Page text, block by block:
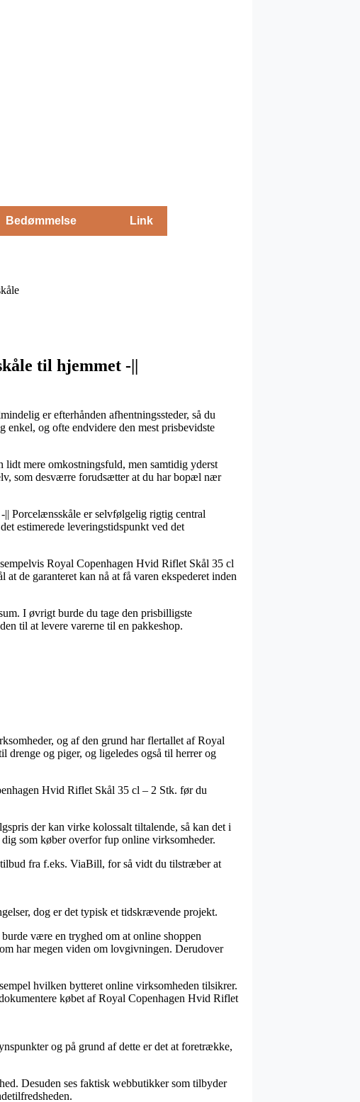
Bedømmelse Link
til hjemmet -||
er efterhånden afhentningssteder, så du
enkel, og ofte endvidere den mest prisbevidste
mere omkostningsfuld, men samtidig yderst
som desværre forudsætter at du har bopæl nær
Porcelænsskåle er selvfølgelig rigtig central
estimerede leveringstidspunkt ved det
Royal Copenhagen Hvid Riflet Skål 35 cl
de garanteret kan nå at få varen ekspederet inden
I øvrigt burde du tage den prisbilligste
til at levere varerne til en pakkeshop.
og af den grund har flertallet af Royal
drenge og piger, og ligeledes også til herrer og
Hvid Riflet Skål 35 cl – 2 Stk. før du
der kan virke kolossalt tiltalende, så kan det i
som køber overfor fup online virksomheder.
fra f.eks. ViaBill, for så vidt du tilstræber at
dog er det typisk et tidskrævende projekt.
være en tryghed om at online shoppen
har megen viden om lovgivningen. Derudover
hvilken bytteret online virksomheden tilsikrer.
købet af Royal Copenhagen Hvid Riflet
og på grund af dette er det at foretrække,
Desuden ses faktisk webbutikker som tilbyder